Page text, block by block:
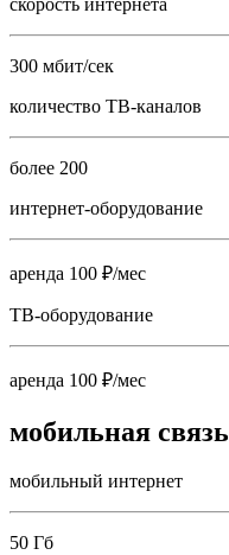
300 мбит/сек
количество ТВ-каналов
более 200
интернет-оборудование
аренда 100 ₽/мес
ТВ-оборудование
аренда 100 ₽/мес
мобильная связь
мобильный интернет
50 Гб